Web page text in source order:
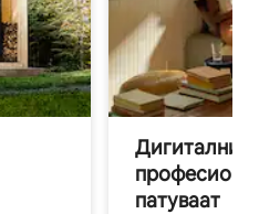
Дигитални
патуваат